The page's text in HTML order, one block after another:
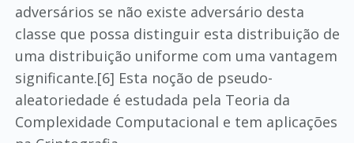
adversários se não existe adversário desta
classe que possa distinguir esta distribuição de
uma distribuição uniforme com uma vantagem
significante.[6] Esta noção de pseudo-
aleatoriedade é estudada pela Teoria da
Complexidade Computacional e tem aplicações